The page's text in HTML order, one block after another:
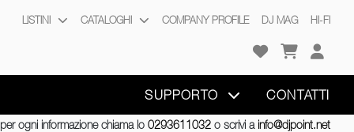
LISTINI CATALOGHI COMPANY PROFILE DJ MAG HI-FI
SUPPORTO CONTATTI
per ogni informazione chiama lo 0293611032 o scrivi a info@djpoint.net